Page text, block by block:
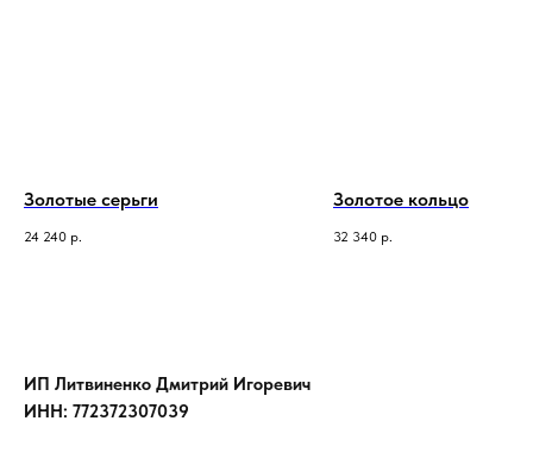
Золотые серьги
24 240 р.
Золотое кольцо
32 340 р.
ИП Литвиненко Дмитрий Игоревич
ИНН: 772372307039